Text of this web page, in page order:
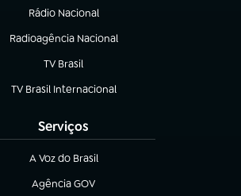
Rádio Nacional
Radioagência Nacional
(abre em nova aba)
TV Brasil
(abre em nova aba)
TV Brasil Internacional
(abre em nova aba)
Serviços
A Voz do Brasil
(abre em nova aba)
Agência GOV
(abre em nova aba)